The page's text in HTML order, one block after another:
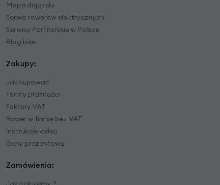
Mapa dojazdu
Serwis rowerów elektrycznych
Serwisy Partnerskie w Polsce
Blog bike
Zakupy:
Jak kupować
Formy płatności
Faktury VAT
Rower w firmie bez VAT
Instrukcje video
Bony prezentowe
Zamówienia: